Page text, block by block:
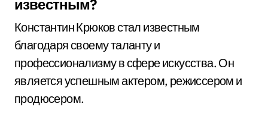
известным?
Константин Крюков стал известным
благодаря своему таланту и
профессионализму в сфере искусства. Он
является успешным актером, режиссером и
продюсером.